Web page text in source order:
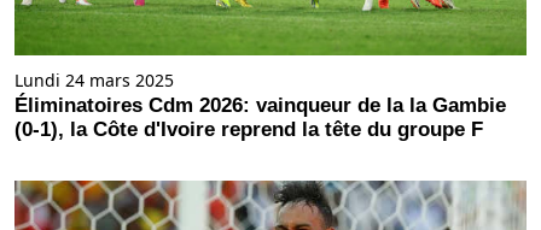
Lundi 24 mars 2025
Éliminatoires Cdm 2026: vainqueur de la la Gambie
(0-1), la Côte d'Ivoire reprend la tête du groupe F